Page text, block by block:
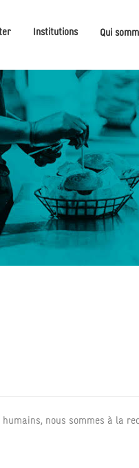
Institutions Qui
nous sommes à la